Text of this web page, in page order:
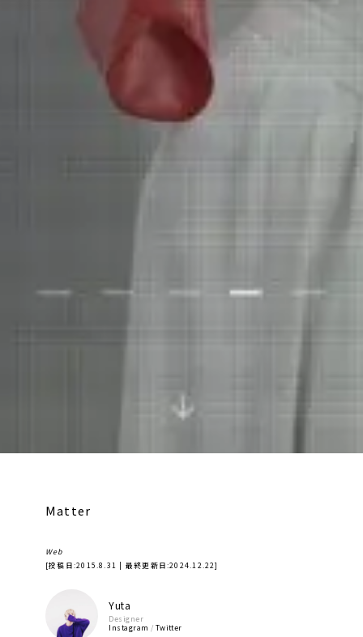
Matter
Web
[投稿日:2015.8.31 | 最終更新日:2024.12.22]
Yuta
Designer
Instagram / Twitter